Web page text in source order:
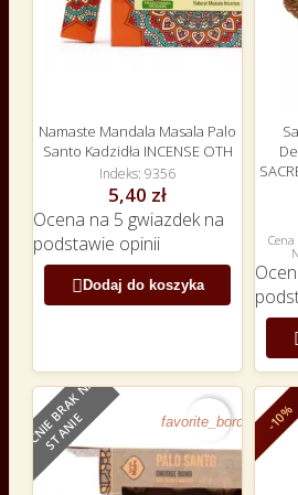
Namaste Mandala Masala Palo
Santo Kadzidła INCENSE OTH
Indeks 9356
5,40 zł
Ocena na 5 gwiazdek na
podstawie opinii
 Dodaj do koszyka
NOWY
O
B
E
C
N
I
E
B
R
A
K
N
A
S
T
A
N
I
E favorite_border -10%